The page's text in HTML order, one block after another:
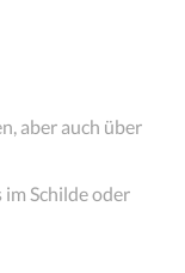
aber auch über
Schilde oder